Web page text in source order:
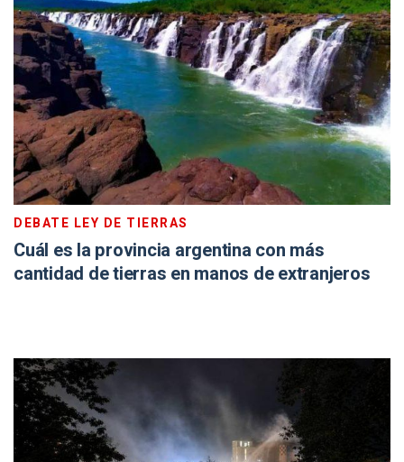
DEBATE LEY DE TIERRAS
Cuál es la provincia argentina con más
cantidad de tierras en manos de extranjeros